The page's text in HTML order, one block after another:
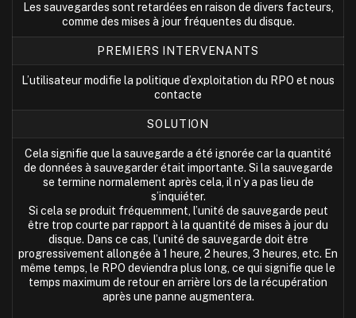
Les sauvegardes sont retardées en raison de divers facteurs,
comme des mises à jour fréquentes du disque.
PREMIERS INTERVENANTS
L’utilisateur modifie la politique d’exploitation du RPO et nous
contacte
SOLUTION
Cela signifie que la sauvegarde a été ignorée car la quantité
de données à sauvegarder était importante. Si la sauvegarde
se termine normalement après cela, il n’y a pas lieu de
s’inquiéter.
Si cela se produit fréquemment, l’unité de sauvegarde peut
être trop courte par rapport à la quantité de mises à jour du
disque. Dans ce cas, l’unité de sauvegarde doit être
progressivement allongée à 1 heure, 2 heures, 3 heures, etc. En
même temps, le RPO deviendra plus long, ce qui signifie que le
temps maximum de retour en arrière lors de la récupération
après une panne augmentera.